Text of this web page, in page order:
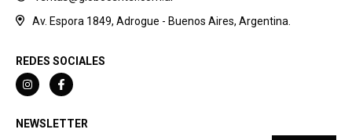
Av. Espora 1849, Adrogue - Buenos Aires, Argentina.
REDES SOCIALES
NEWSLETTER